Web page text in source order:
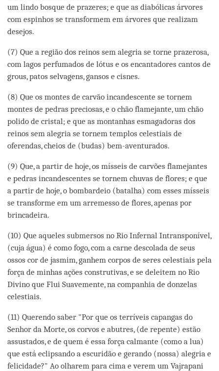
um lindo bosque de prazeres; e que as diabólicas árvores
com espinhos se transformem em árvores que realizam
desejos.
(7) Que a região dos reinos sem alegria se torne prazerosa,
com lagos perfumados de lótus e os encantadores cantos de
grous, patos selvagens, gansos e cisnes.
(8) Que os montes de carvão incandescente se tornem
montes de pedras preciosas, e o chão flamejante, um chão
polido de cristal; e que as montanhas esmagadoras dos
reinos sem alegria se tornem templos celestiais de
oferendas, cheios de (budas) bem-aventurados.
(9) Que, a partir de hoje, os mísseis de carvões flamejantes
e pedras incandescentes se tornem chuvas de flores; e que
a partir de hoje, o bombardeio (batalha) com esses mísseis
se transforme em um arremesso de flores, apenas por
brincadeira.
(10) Que aqueles submersos no Rio Infernal Intransponível,
(cuja água) é como fogo, com a carne descolada de seus
ossos cor de jasmim, ganhem corpos de seres celestiais pela
força de minhas ações construtivas, e se deleitem no Rio
Divino que Flui Suavemente, na companhia de donzelas
celestiais.
(11) Querendo saber "Por que os terríveis capangas do
Senhor da Morte, os corvos e abutres, (de repente) estão
assustados, e de quem é essa força calmante (como a lua)
que está eclipsando a escuridão e gerando (nossa) alegria e
felicidade?" Ao olharem para cima e verem um Vajrapani